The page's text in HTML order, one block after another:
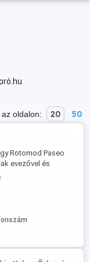
oldalon: 20 50
Rotomod Paseo
evezővel és
-Ft. Tel: 30